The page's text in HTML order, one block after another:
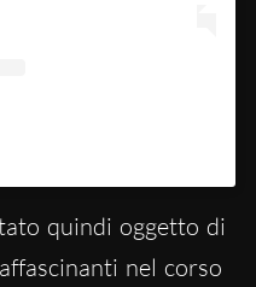
quindi oggetto di
nel corso